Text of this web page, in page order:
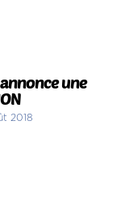
une
2018